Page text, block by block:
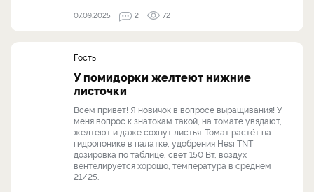
07.09.2025 2 72
Гость
У помидорки желтеют нижние
листочки
Всем привет! Я новичок в вопросе выращивания! У
меня вопрос к знатокам такой, на томате увядают,
желтеют и даже сохнут листья. Томат растёт на
гидропонике в палатке, удобрения Hesi TNT
дозировка по таблице, свет 150 Вт, воздух
вентелируется хорошо, температура в среднем
21/25.